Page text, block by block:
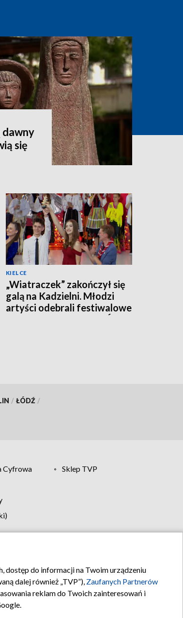
dawny
się
KIELCE
„Wiatraczek” zakończył się
galą na Kadzielni. Młodzi
artyści odebrali festiwalowe
Jodły [LISTA LAUREATÓW]
/ ŁÓDŹ /
Cyfrowa
Sklep TVP
dostęp do informacji na Twoim urządzeniu
dalej również „TVP”), Zaufanych Partnerów
reklam do Twoich zainteresowań i